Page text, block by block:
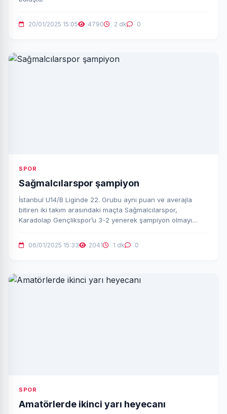
20/01/2025 15:05 4790 2 dk 0
SPOR
Sağmalcılarspor şampiyon
İstanbul U14/B Liginde 22. Grubu aynı puan ve averajla
bitiren iki takım arasındaki maçta Sağmalcılarspor,
Karadolap Gençlikspor’u 3-2 yenerek şampiyon olmayı
06/01/2025 15:33 2041 1 dk 0
SPOR
Amatörlerde ikinci yarı heyecanı